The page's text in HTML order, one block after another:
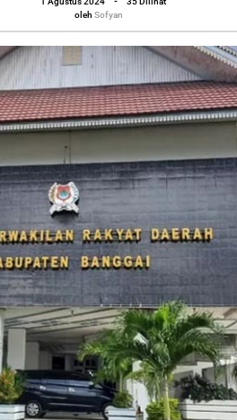
Sofyan
oleh Sofyan